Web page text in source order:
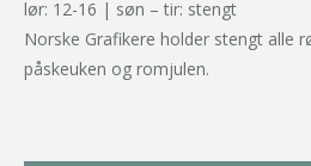
lør: 12-16 | søn – tir: stengt
Norske Grafikere holder stengt alle
påskeuken og romjulen.